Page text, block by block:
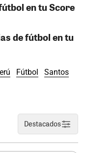
en tu Score
de fútbol en tu
Fútbol
Santos
Destacados